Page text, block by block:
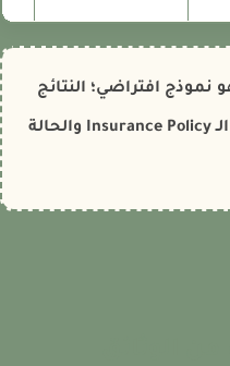
افتراضي؛ النتائج
المالية الفعلية تعتمد على بنود الـ Insurance Policy والحالة